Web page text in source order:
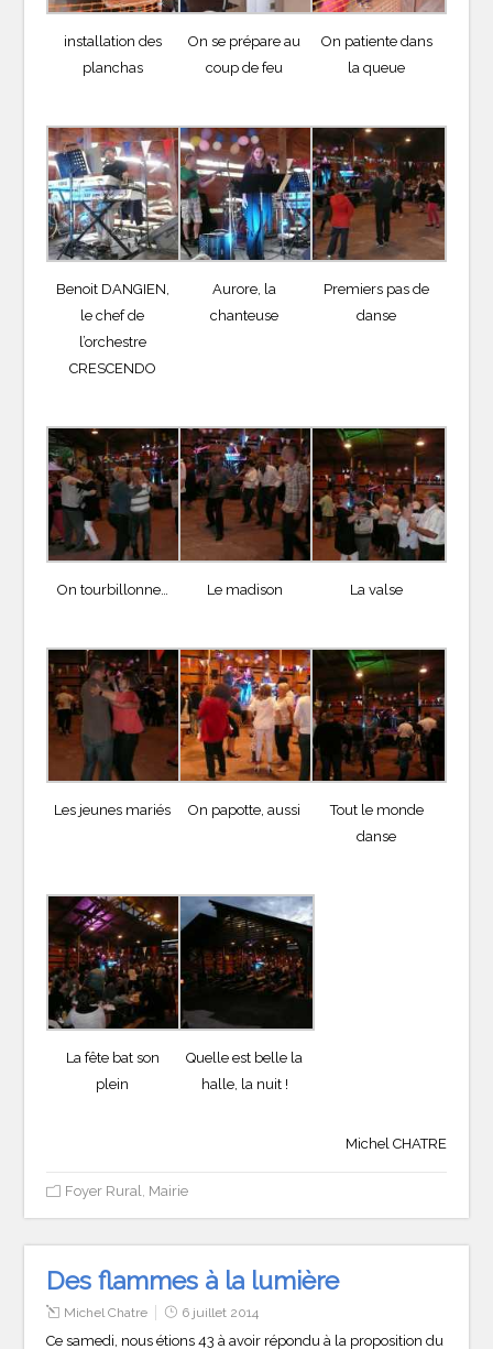
installation des
planchas
On se prépare au
coup de feu
On patiente dans
la queue
Benoit DANGIEN,
le chef de
l’orchestre
CRESCENDO
Aurore, la
chanteuse
Premiers pas de
danse
On tourbillonne… Le madison La valse
Les jeunes mariés On papotte, aussi
Tout le monde
danse
La fête bat son
plein
Quelle est belle la
halle, la nuit !
Michel CHATRE
Foyer Rural, Mairie
Des flammes à la lumière
Michel Chatre 6 juillet 2014
Ce samedi, nous étions 43 à avoir répondu à la proposition du